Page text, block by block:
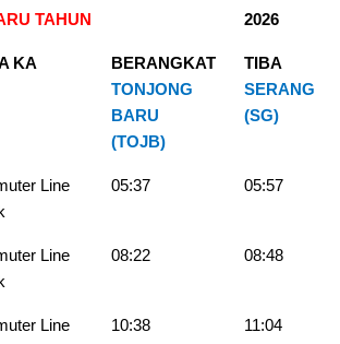
TAHUN 2026
KA
BERANGKAT
TONJONG
BARU
(TOJB)
TIBA
SERANG
(SG)
Line
05:37 05:57
Line
08:22 08:48
Line
10:38 11:04